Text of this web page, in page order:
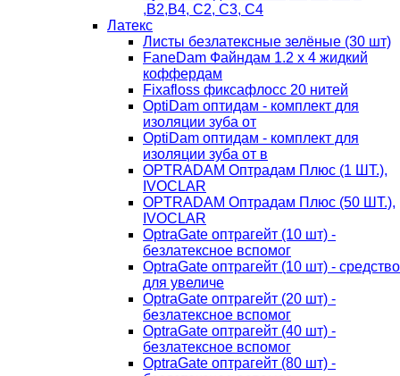
,В2,В4, С2, С3, С4
Латекс
Листы безлатексные зелёные (30 шт)
FaneDam Файндам 1.2 х 4 жидкий
коффердам
Fixafloss фиксафлосс 20 нитей
OptiDam оптидам - комплект для
изоляции зуба от
OptiDam оптидам - комплект для
изоляции зуба от в
OPTRADAM Оптрадам Плюс (1 ШТ.),
IVOCLAR
OPTRADAM Оптрадам Плюс (50 ШТ.),
IVOCLAR
OptraGate оптрагейт (10 шт) -
безлатексное вспомог
OptraGate оптрагейт (10 шт) - средство
для увеличе
OptraGate оптрагейт (20 шт) -
безлатексное вспомог
OptraGate оптрагейт (40 шт) -
безлатексное вспомог
OptraGate оптрагейт (80 шт) -